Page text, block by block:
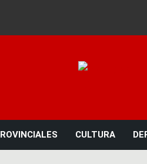
CULTURA